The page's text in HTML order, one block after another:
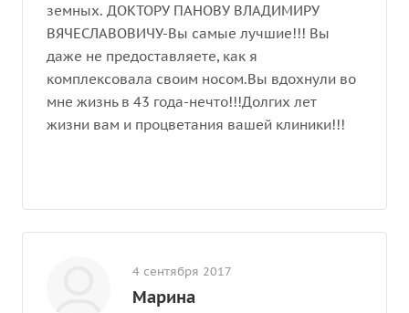
земных. ДОКТОРУ ПАНОВУ ВЛАДИМИРУ
ВЯЧЕСЛАВОВИЧУ-Вы самые лучшие!!! Вы
даже не предоставляете, как я
комплексовала своим носом.Вы вдохнули во
мне жизнь в 43 года-нечто!!!Долгих лет
жизни вам и процветания вашей клиники!!!
4 сентября 2017
Марина